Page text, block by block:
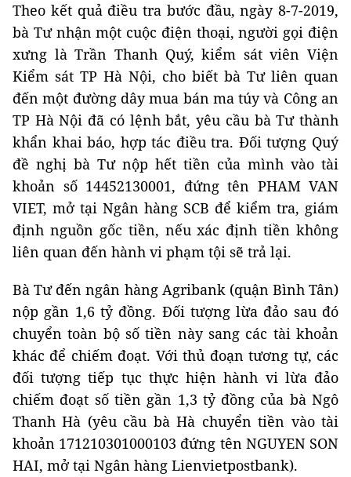
Theo kết quả điều tra bước đầu, ngày 8-7-2019,
bà Tư nhận một cuộc điện thoại, người gọi điện
xưng là Trần Thanh Quý, kiểm sát viên Viện
Kiểm sát TP Hà Nội, cho biết bà Tư liên quan
đến một đường dây mua bán ma túy và Công an
TP Hà Nội đã có lệnh bắt, yêu cầu bà Tư thành
khẩn khai báo, hợp tác điều tra. Đối tượng Quý
đề nghị bà Tư nộp hết tiền của mình vào tài
khoản số 14452130001, đứng tên PHAM VAN
VIET, mở tại Ngân hàng SCB để kiểm tra, giám
định nguồn gốc tiền, nếu xác định tiền không
liên quan đến hành vi phạm tội sẽ trả lại.
Bà Tư đến ngân hàng Agribank (quận Bình Tân)
nộp gần 1,6 tỷ đồng. Đối tượng lừa đảo sau đó
chuyển toàn bộ số tiền này sang các tài khoản
khác để chiếm đoạt. Với thủ đoạn tương tự, các
đối tượng tiếp tục thực hiện hành vi lừa đảo
chiếm đoạt số tiền gần 1,3 tỷ đồng của bà Ngô
Thanh Hà (yêu cầu bà Hà chuyển tiền vào tài
khoản 171210301000103 đứng tên NGUYEN SON
HAI, mở tại Ngân hàng Lienvietpostbank).